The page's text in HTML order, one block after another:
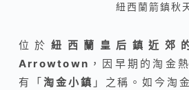
紐西蘭箭鎮秋
位於 紐西蘭皇后鎮近郊
Arrowtown ，因早期的淘金
有「 淘金小鎮 」之稱。如今淘